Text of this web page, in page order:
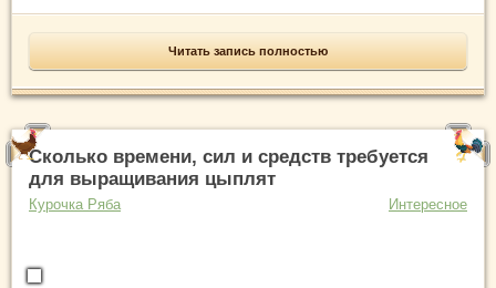
Читать запись полностью
Сколько времени, сил и средств требуется
для выращивания цыплят
Курочка Ряба Интересное